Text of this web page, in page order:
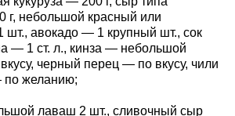
небольшой красный или
шт., авокадо — 1 крупный шт., сок
— 1 ст. л., кинза — небольшой
черный перец — по вкусу, чили
по желанию;
лаваш 2 шт., сливочный сыр